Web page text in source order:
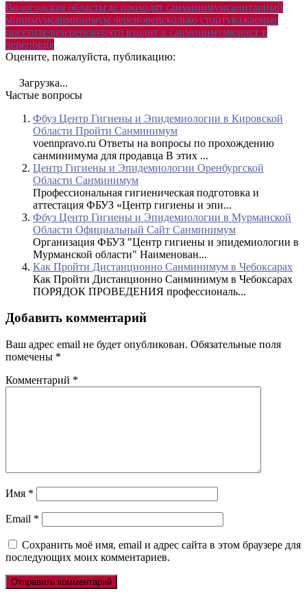
Вологодская областьгде проходят санминимумсанитарный
минимумсанминимум череповецсколько стоитуважаемые
посетителичереповецчто входит в санминимумюрист в
череповце
Оцените, пожалуйста, публикацию:
Загрузка...
Частые вопросы
Фбуз Центр Гигиены и Эпидемиологии в Кировской
Области Пройти Санминимум
voennpravo.ru Ответы на вопросы по прохождению
санминимума для продавца В этих ...
Центр Гигиены и Эпидемиологии Оренбургской
Области Санминимум
Профессиональная гигиеническая подготовка и
аттестация ФБУЗ «Центр гигиены и эпи...
Фбуз Центр Гигиены и Эпидемиологии в Мурманской
Области Официальный Сайт Санминимум
Организация ФБУЗ "Центр гигиены и эпидемиологии в
Мурманской области" Наименован...
Как Пройти Дистанционно Санминимум в Чебоксарах
Как Пройти Дистанционно Санминимум в Чебоксарах
ПОРЯДОК ПРОВЕДЕНИЯ профессиональ...
Добавить комментарий
Ваш адрес email не будет опубликован. Обязательные поля
помечены *
Комментарий *
Имя *
Email *
Сохранить моё имя, email и адрес сайта в этом браузере для
последующих моих комментариев.